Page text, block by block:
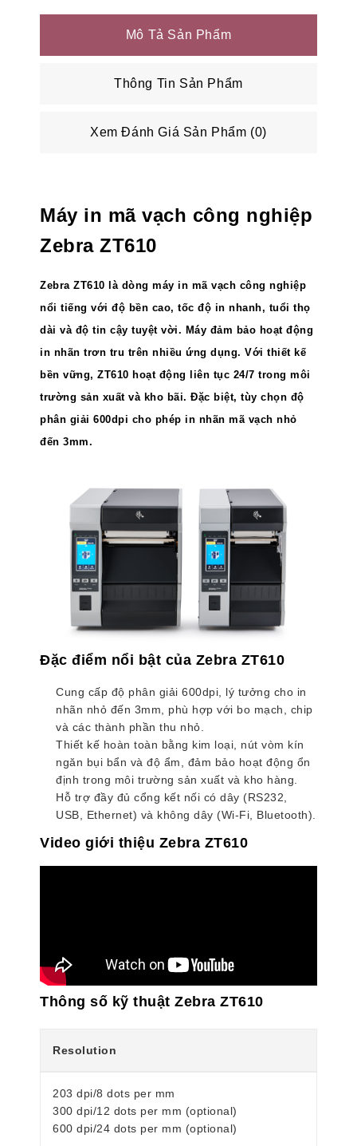
Mô Tả Sản Phẩm
Thông Tin Sản Phẩm
Xem Đánh Giá Sản Phẩm (0)
Máy in mã vạch công nghiệp
Zebra ZT610
Zebra ZT610 là dòng máy in mã vạch công nghiệp
nổi tiếng với độ bền cao, tốc độ in nhanh, tuổi thọ
dài và độ tin cậy tuyệt vời. Máy đảm bảo hoạt động
in nhãn trơn tru trên nhiều ứng dụng. Với thiết kế
bền vững, ZT610 hoạt động liên tục 24/7 trong môi
trường sản xuất và kho bãi. Đặc biệt, tùy chọn độ
phân giải 600dpi cho phép in nhãn mã vạch nhỏ
đến 3mm.
Đặc điểm nổi bật của Zebra ZT610
Cung cấp độ phân giải 600dpi, lý tưởng cho in
nhãn nhỏ đến 3mm, phù hợp với bo mạch, chip
và các thành phần thu nhỏ.
Thiết kế hoàn toàn bằng kim loại, nút vòm kín
ngăn bụi bẩn và độ ẩm, đảm bảo hoạt động ổn
định trong môi trường sản xuất và kho hàng.
Hỗ trợ đầy đủ cổng kết nối có dây (RS232,
USB, Ethernet) và không dây (Wi-Fi, Bluetooth).
Video giới thiệu Zebra ZT610
Thông số kỹ thuật Zebra ZT610
Resolution
203 dpi/8 dots per mm
300 dpi/12 dots per mm (optional)
600 dpi/24 dots per mm (optional)